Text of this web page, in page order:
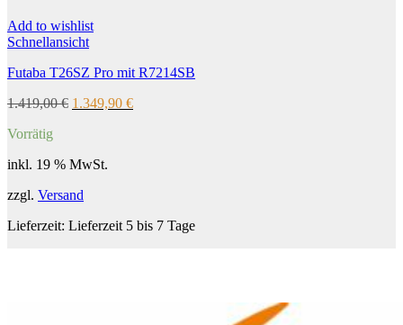
Add to wishlist
Schnellansicht
Futaba T26SZ Pro mit R7214SB
1.419,00€ Ursprünglicher
1.349,90 €Aktueller
Vorrätig
inkl. 19 % MwSt.
zzgl. Versand
Lieferzeit: Lieferzeit 5 bis 7 Tage